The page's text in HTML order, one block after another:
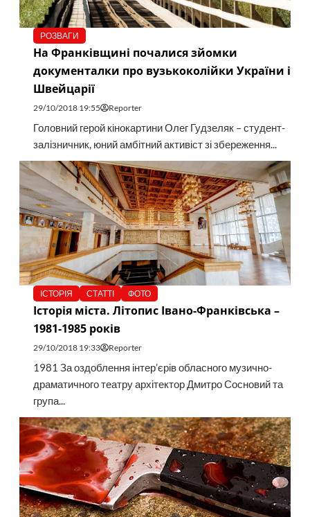
РОЗВАГИ
На Франківщині почалися зйомки
документалки про вузькоколійки України і
Швейцарії
29/10/2018 19:55 Reporter
Головний герой кінокартини Олег Гудзеляк – студент-
залізничник, юний амбітний активіст зі збереження...
ІСТОРІЯ СТАТТІ ФОТО
Історія міста. Літопис Івано-Франківська –
1981-1985 років
29/10/2018 19:33 Reporter
1981 За оздоблення інтер’єрів обласного музично-
драматичного театру архітектор Дмитро Сосновий та
група...